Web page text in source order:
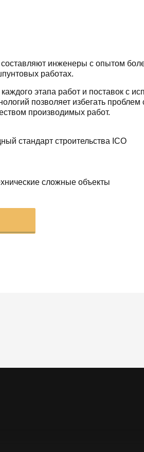
инженеры с опытом
работах.
этапа работ и поставок с
позволяет избегать проблем
производимых работ.
стандарт строительства ICO
сложные объекты